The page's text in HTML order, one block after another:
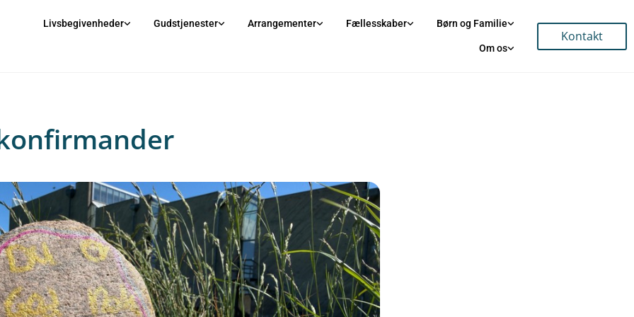
Livsbegivenheder Gudstjenester Arrangementer Fællesskaber Børn og Familie
Om os
Kontakt